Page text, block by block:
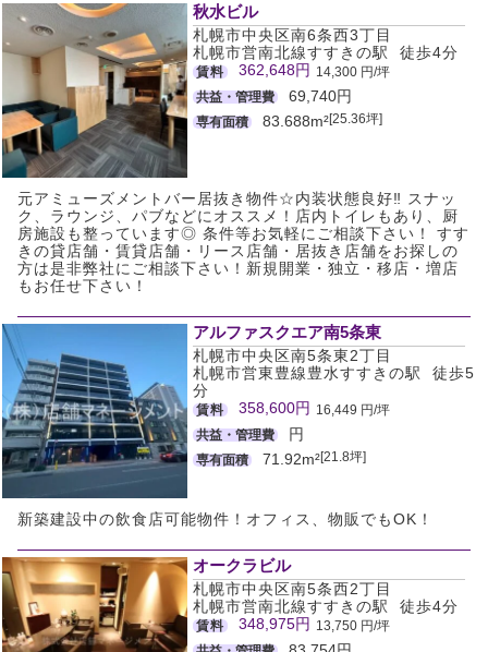
秋水ビル
札幌市中央区南6条西3丁目
札幌市営南北線すすきの駅 徒歩4分
賃料 362,648円 14,300 円/坪
共益・管理費
69,740円
専有面積 83.688m²[25.36坪]
元アミューズメントバー居抜き物件☆内装状態良好‼ スナッ
ク、ラウンジ、パブなどにオススメ！店内トイレもあり、厨
房施設も整っています◎ 条件等お気軽にご相談下さい！ すす
きの貸店舗・賃貸店舗・リース店舗・居抜き店舗をお探しの
方は是非弊社にご相談下さい！新規開業・独立・移店・増店
もお任せ下さい！
アルファスクエア南5条東
札幌市中央区南5条東2丁目
札幌市営東豊線豊水すすきの駅 徒歩5
分
賃料 358,600円 16,449 円/坪
共益・管理費
円
専有面積 71.92m²[21.8坪]
新築建設中の飲食店可能物件！オフィス、物販でもOK！
オークラビル
札幌市中央区南5条西2丁目
札幌市営南北線すすきの駅 徒歩4分
賃料 348,975円 13,750 円/坪